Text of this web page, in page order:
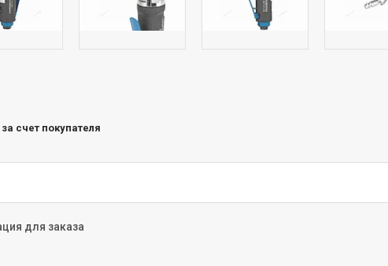
за счет покупателя
для заказа